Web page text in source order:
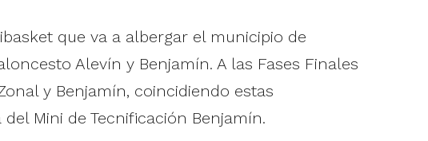
que va a albergar el municipio de
Alevín y Benjamín. A las Fases Finales
y Benjamín, coincidiendo estas
Mini de Tecnificación Benjamín.